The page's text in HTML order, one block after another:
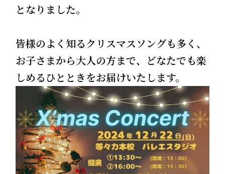
となりました。
皆様のよく知るクリスマスソングも多く、
お子さまから大人の方まで、どなたでも楽
しめるひとときをお届けいたします。